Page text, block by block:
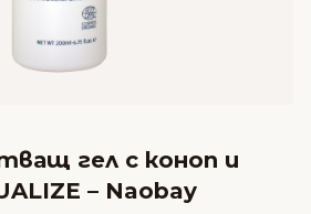
гел с коноп и
– Naobay